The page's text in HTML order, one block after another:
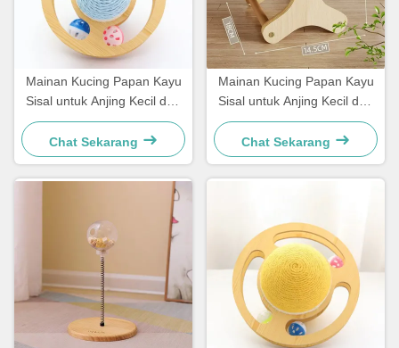
Mainan Kucing Papan Kayu
Sisal untuk Anjing Kecil dan
Kucing Sederhana dan
Praktis
Chat Sekarang
Mainan Kucing Papan Kayu
Sisal untuk Anjing Kecil dan
Kucing Sederhana dan
Praktis
Chat Sekarang